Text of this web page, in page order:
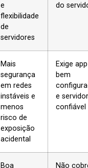
e
flexibilidade
de
servidores
do
Mais
segurança
em redes
instáveis e
menos
risco de
exposição
acidental
Exige app
bem
e servidor
confiável
Boa
Não